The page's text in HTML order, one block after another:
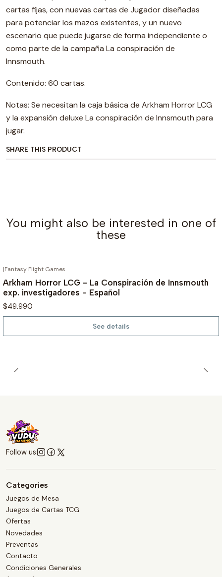
cartas fijas, con nuevas cartas de Jugador diseñadas
para potenciar los mazos existentes, y un nuevo
escenario que puede jugarse de forma independiente o
como parte de la campaña La conspiración de
Innsmouth.
Contenido: 60 cartas.
Notas: Se necesitan la caja básica de Arkham Horror LCG
y la expansión deluxe La conspiración de Innsmouth para
jugar.
SHARE THIS PRODUCT
You might also be interested in one of
these
|Fantasy Flight Games
Arkham Horror LCG - La Conspiración de Innsmouth
exp. investigadores - Español
$49.990
See details
Follow us
Categories
Juegos de Mesa
Juegos de Cartas TCG
Ofertas
Novedades
Preventas
Contacto
Condiciones Generales